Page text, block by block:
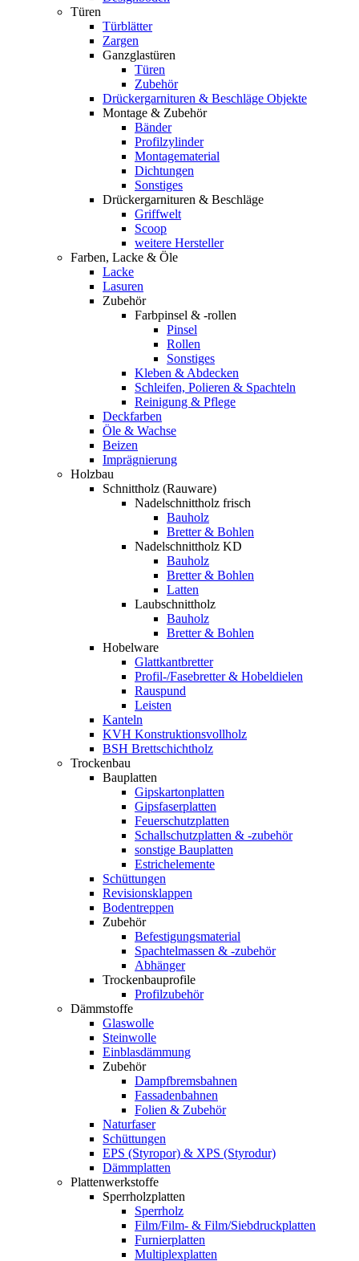
Türen
Türblätter
Zargen
Ganzglastüren
Türen
Zubehör
Drückergarnituren & Beschläge Objekte
Montage & Zubehör
Bänder
Profilzylinder
Montagematerial
Dichtungen
Sonstiges
Drückergarnituren & Beschläge
Griffwelt
Scoop
weitere Hersteller
Farben, Lacke & Öle
Lacke
Lasuren
Zubehör
Farbpinsel & -rollen
Pinsel
Rollen
Sonstiges
Kleben & Abdecken
Schleifen, Polieren & Spachteln
Reinigung & Pflege
Deckfarben
Öle & Wachse
Beizen
Imprägnierung
Holzbau
Schnittholz (Rauware)
Nadelschnittholz frisch
Bauholz
Bretter & Bohlen
Nadelschnittholz KD
Bauholz
Bretter & Bohlen
Latten
Laubschnittholz
Bauholz
Bretter & Bohlen
Hobelware
Glattkantbretter
Profil-/Fasebretter & Hobeldielen
Rauspund
Leisten
Kanteln
KVH Konstruktionsvollholz
BSH Brettschichtholz
Trockenbau
Bauplatten
Gipskartonplatten
Gipsfaserplatten
Feuerschutzplatten
Schallschutzplatten & -zubehör
sonstige Bauplatten
Estrichelemente
Schüttungen
Revisionsklappen
Bodentreppen
Zubehör
Befestigungsmaterial
Spachtelmassen & -zubehör
Abhänger
Trockenbauprofile
Profilzubehör
Dämmstoffe
Glaswolle
Steinwolle
Einblasdämmung
Zubehör
Dampfbremsbahnen
Fassadenbahnen
Folien & Zubehör
Naturfaser
Schüttungen
EPS (Styropor) & XPS (Styrodur)
Dämmplatten
Plattenwerkstoffe
Sperrholzplatten
Sperrholz
Film/Film- & Film/Siebdruckplatten
Furnierplatten
Multiplexplatten